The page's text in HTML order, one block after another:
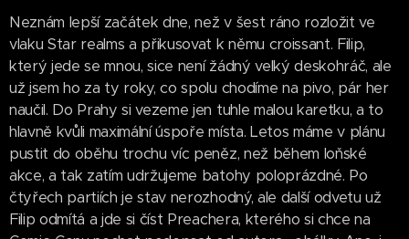
Neznám lepší začátek dne, než v šest ráno rozložit ve
vlaku Star realms a přikusovat k němu croissant. Filip,
který jede se mnou, sice není žádný velký deskohráč, ale
už jsem ho za ty roky, co spolu chodíme na pivo, pár her
naučil. Do Prahy si vezeme jen tuhle malou karetku, a to
hlavně kvůli maximální úspoře místa. Letos máme v plánu
pustit do oběhu trochu víc peněz, než během loňské
akce, a tak zatím udržujeme batohy poloprázdné. Po
čtyřech partiích je stav nerozhodný, ale další odvetu už
Filip odmítá a jde si číst Preachera, kterého si chce na